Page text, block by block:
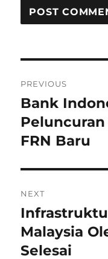
o
s
t
n
a
v
i
PREVIOUS
P
r
e
i
s
p
o
Bank
FRN Baru
NEXT
N
e
x
Malaysia
Selesai